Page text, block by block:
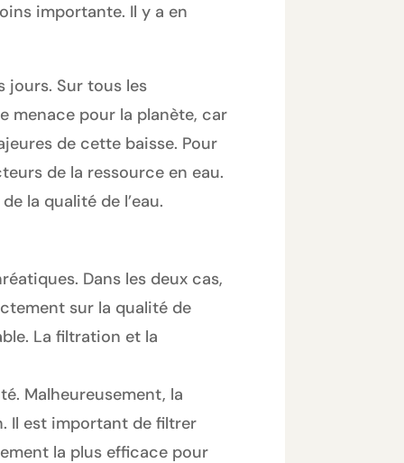
importante. Il y a en
jours. Sur tous les
menace pour la planète, car
de cette baisse. Pour
de la ressource en eau.
la qualité de l’eau.
Dans les deux cas,
sur la qualité de
La filtration et la
Malheureusement, la
Il est important de filtrer
la plus efficace pour